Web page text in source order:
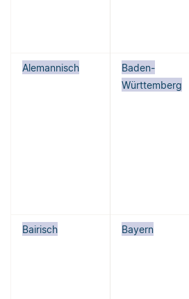
Alemannisch
Baden-
Württemberg
Bairisch Bayern